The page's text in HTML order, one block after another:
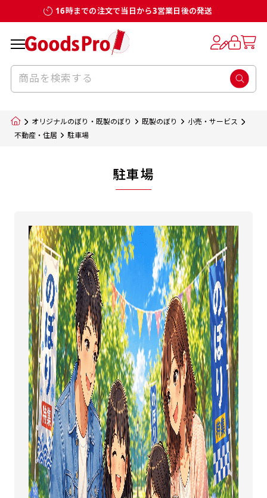
16時までの注文で当日から3営業日後の発送
オリジナルのぼり・既製のぼり 既製のぼり
小売・サービス
不動産・住居
駐車場
駐車場